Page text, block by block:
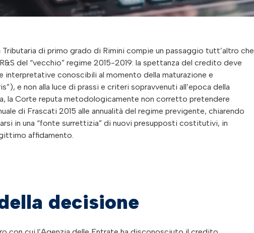
di primo grado di Rimini compie un passaggio tutt’altro che
del “vecchio” regime 2015-2019: la spettanza del credito deve
interpretative conoscibili al momento della maturazione e
e non alla luce di prassi e criteri sopravvenuti all’epoca della
la Corte reputa metodologicamente non corretto pretendere
di Frascati 2015 alle annualità del regime previgente, chiarendo
in una “fonte surrettizia” di nuovi presupposti costitutivi, in
affidamento.
decisione